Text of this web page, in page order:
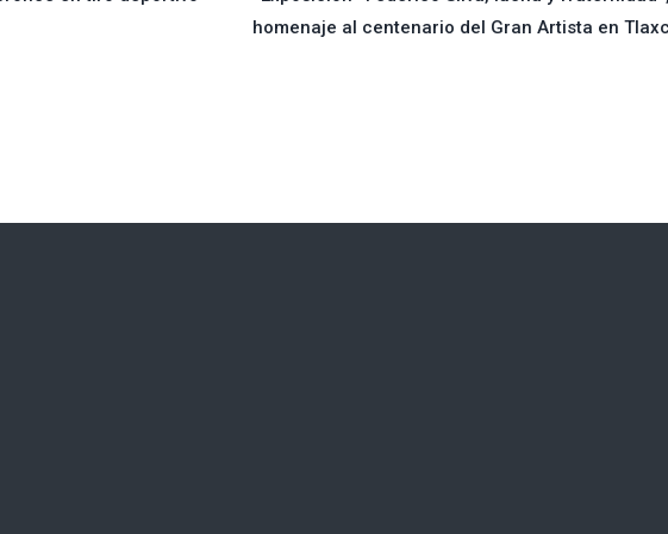
homenaje al centenario del Gran Artista en